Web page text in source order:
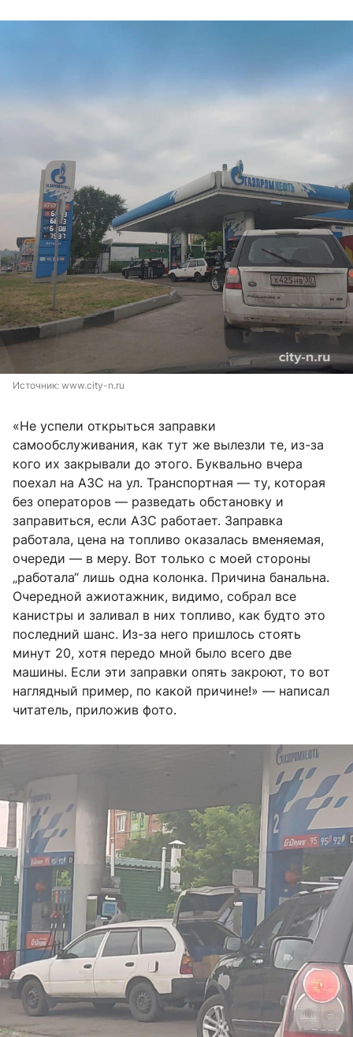
Источник: www.city-n.ru
«Не успели открыться заправки
самообслуживания, как тут же вылезли те, из-за
кого их закрывали до этого. Буквально вчера
поехал на АЗС на ул. Транспортная — ту, которая
без операторов — разведать обстановку и
заправиться, если АЗС работает. Заправка
работала, цена на топливо оказалась вменяемая,
очереди — в меру. Вот только с моей стороны
„работала“ лишь одна колонка. Причина банальна.
Очередной ажиотажник, видимо, собрал все
канистры и заливал в них топливо, как будто это
последний шанс. Из-за него пришлось стоять
минут 20, хотя передо мной было всего две
машины. Если эти заправки опять закроют, то вот
наглядный пример, по какой причине!» — написал
читатель, приложив фото.